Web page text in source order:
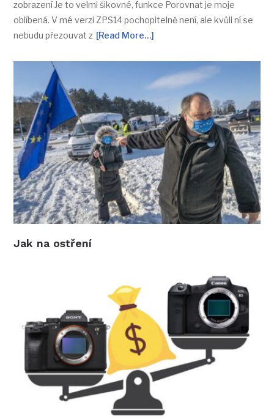
zobrazení Je to velmi šikovné, funkce Porovnat je moje
oblíbená. V mé verzi ZPS14 pochopitelně není, ale kvůli ní se
nebudu přezouvat z [Read More…]
Jak na ostření